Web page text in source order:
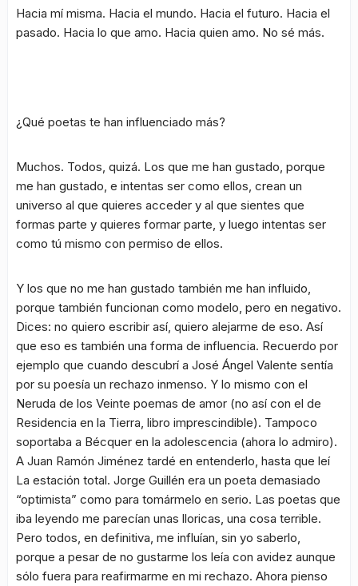
Hacia mí misma. Hacia el mundo. Hacia el futuro. Hacia el
pasado. Hacia lo que amo. Hacia quien amo. No sé más.
¿Qué poetas te han influenciado más?
Muchos. Todos, quizá. Los que me han gustado, porque
me han gustado, e intentas ser como ellos, crean un
universo al que quieres acceder y al que sientes que
formas parte y quieres formar parte, y luego intentas ser
como tú mismo con permiso de ellos.
Y los que no me han gustado también me han influido,
porque también funcionan como modelo, pero en negativo.
Dices: no quiero escribir así, quiero alejarme de eso. Así
que eso es también una forma de influencia. Recuerdo por
ejemplo que cuando descubrí a José Ángel Valente sentía
por su poesía un rechazo inmenso. Y lo mismo con el
Neruda de los Veinte poemas de amor (no así con el de
Residencia en la Tierra , libro imprescindible). Tampoco
soportaba a Bécquer en la adolescencia (ahora lo admiro).
A Juan Ramón Jiménez tardé en entenderlo, hasta que leí
La estación total. Jorge Guillén era un poeta demasiado
“optimista” como para tomármelo en serio. Las poetas que
iba leyendo me parecían unas lloricas, una cosa terrible.
Pero todos, en definitiva, me influían, sin yo saberlo,
porque a pesar de no gustarme los leía con avidez aunque
sólo fuera para reafirmarme en mi rechazo. Ahora pienso